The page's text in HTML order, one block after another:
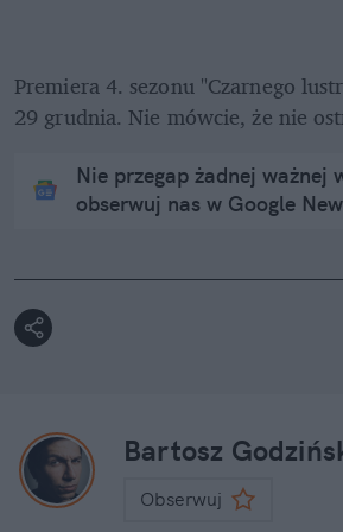
Premiera 4. sezonu "Czarnego
29 grudnia. Nie mówcie, że nie
Nie przegap żadnej ważnej
obserwuj nas w Google
Bartosz
Obserwuj